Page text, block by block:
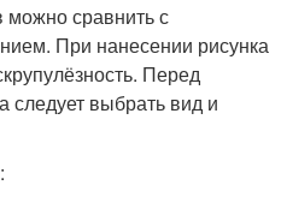
можно сравнить с
При нанесении рисунка
Перед
следует выбрать вид и